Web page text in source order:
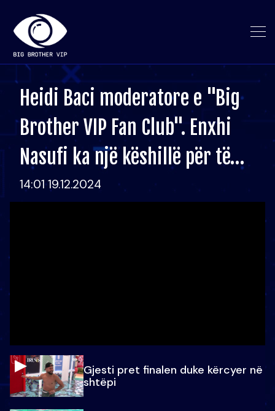
Heidi Baci moderatore e "Big
Brother VIP Fan Club". Enxhi
Nasufi ka një këshillë për të…
14:01 19.12.2024
Gjesti pret finalen duke kërcyer në
shtëpi